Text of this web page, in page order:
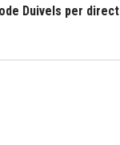
Duivels per direct